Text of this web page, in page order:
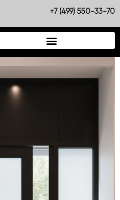
+7 (499) 550-33-70